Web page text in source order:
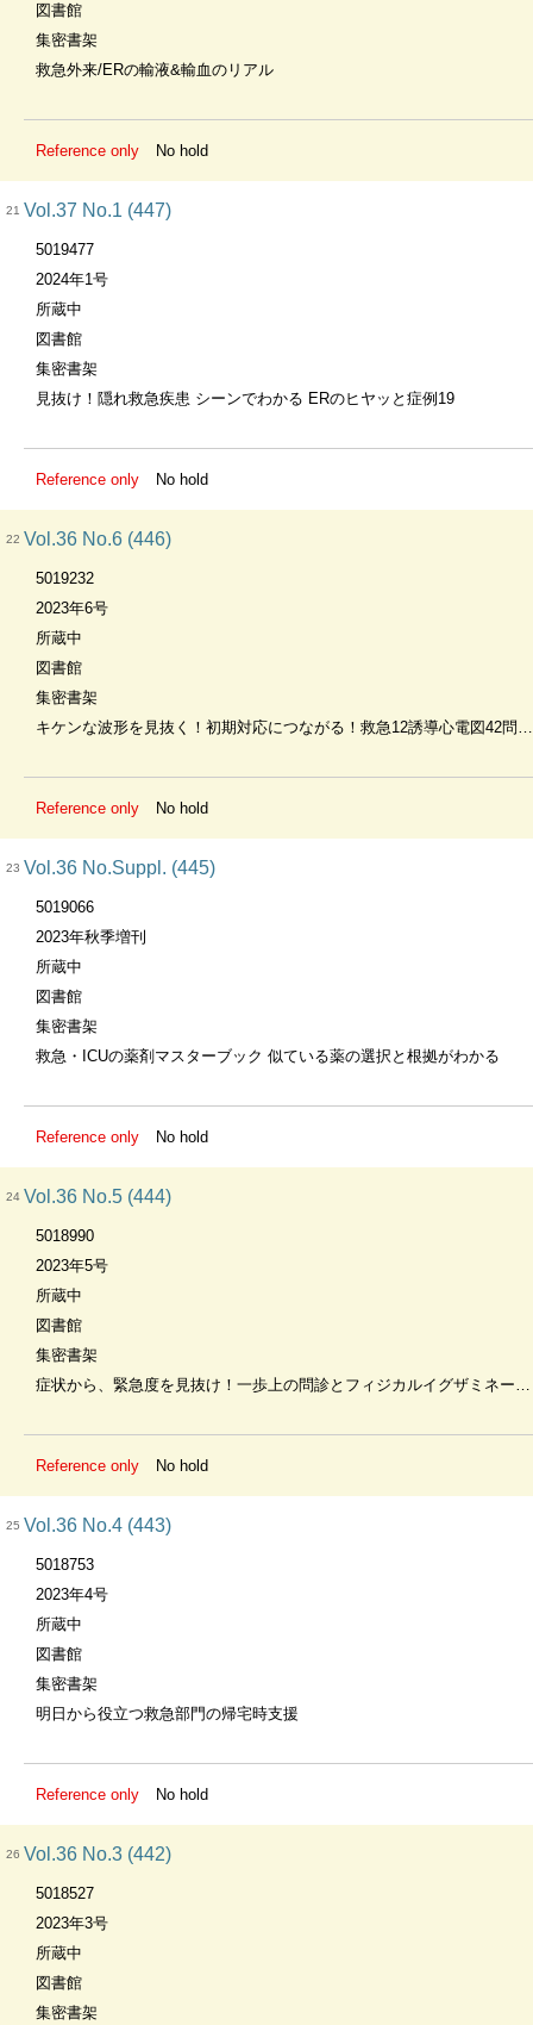
図書館
集密書架
救急外来/ERの輸液&輸血のリアル
Reference only No hold
21 Vol.37 No.1 (447)
5019477
2024年1号
所蔵中
図書館
集密書架
見抜け！隠れ救急疾患 シーンでわかる ERのヒヤッと症例19
Reference only No hold
22 Vol.36 No.6 (446)
5019232
2023年6号
所蔵中
図書館
集密書架
キケンな波形を見抜く！初期対応につながる！救急12誘導心電図42問42答
Reference only No hold
23 Vol.36 No.Suppl. (445)
5019066
2023年秋季増刊
所蔵中
図書館
集密書架
救急・ICUの薬剤マスターブック 似ている薬の選択と根拠がわかる
Reference only No hold
24 Vol.36 No.5 (444)
5018990
2023年5号
所蔵中
図書館
集密書架
症状から、緊急度を見抜け！一歩上の問診とフィジカルイグザミネーション
Reference only No hold
25 Vol.36 No.4 (443)
5018753
2023年4号
所蔵中
図書館
集密書架
明日から役立つ救急部門の帰宅時支援
Reference only No hold
26 Vol.36 No.3 (442)
5018527
2023年3号
所蔵中
図書館
集密書架